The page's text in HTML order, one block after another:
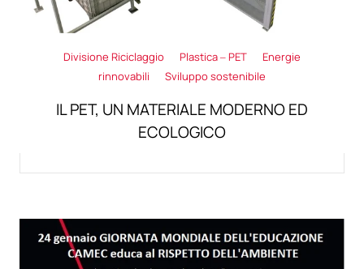
Divisione Riciclaggio Plastica – PET
Energie
rinnovabili
Sviluppo sostenibile
IL PET, UN MATERIALE MODERNO ED
ECOLOGICO